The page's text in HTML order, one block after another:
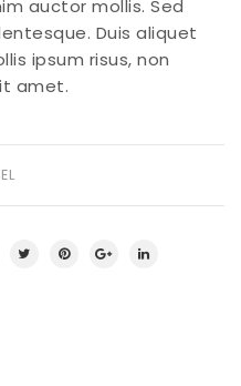
auctor mollis. Sed
Duis aliquet
ipsum risus, non
amet.